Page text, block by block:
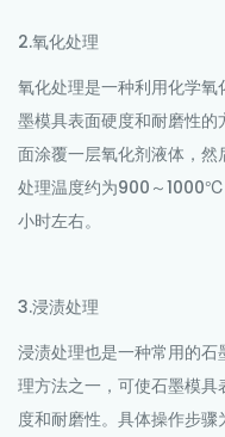
2.氧化处理
氧化处理是一种利用化学
墨模具表面硬度和耐磨性
面涂覆一层氧化剂液体，然
处理温度约为900～
小时左右。
3.浸渍处理
浸渍处理也是一种常用的
理方法之一，可使石墨模
度和耐磨性。具体操作步骤